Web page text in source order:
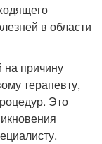
в области
на причину
терапевту,
Это